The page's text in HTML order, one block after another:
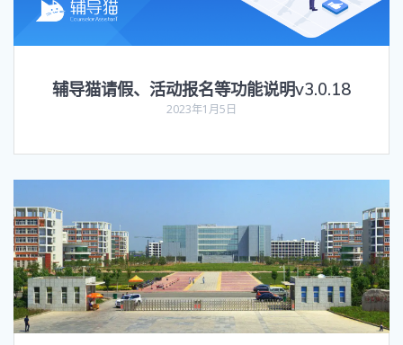
辅导猫请假、活动报名等功能说明v3.0.18
2023年1月5日